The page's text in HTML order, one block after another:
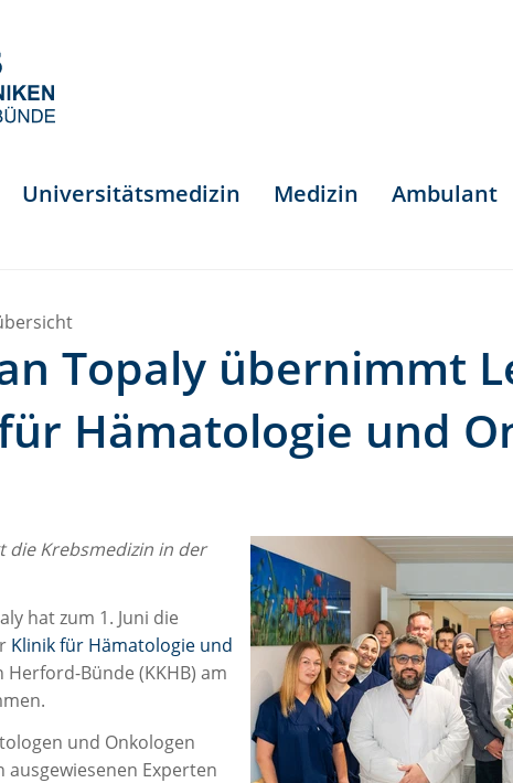
Universitätsmedizin Medizin Ambulant
Topaly übernimmt
Hämatologie und
die Krebsmedizin in der
hat zum 1. Juni die
Klinik für Hämatologie und
Herford-Bünde (KKHB) am
und Onkologen
Experten